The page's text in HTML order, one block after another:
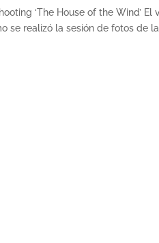
‘The House of the Wind’
se realizó la sesión de fotos de